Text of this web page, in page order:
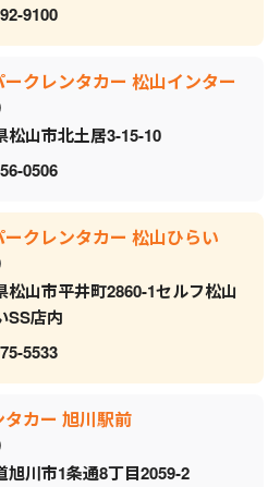
9100
ークレンタカー 松山インター
松山市北土居3-15-10
0506
ークレンタカー 松山ひらい
松山市平井町2860-1セルフ松山
SS店内
5533
タカー 旭川駅前
旭川市1条通8丁目2059‐2